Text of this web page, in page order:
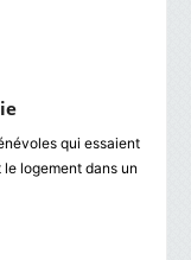
qui essaient
logement dans un